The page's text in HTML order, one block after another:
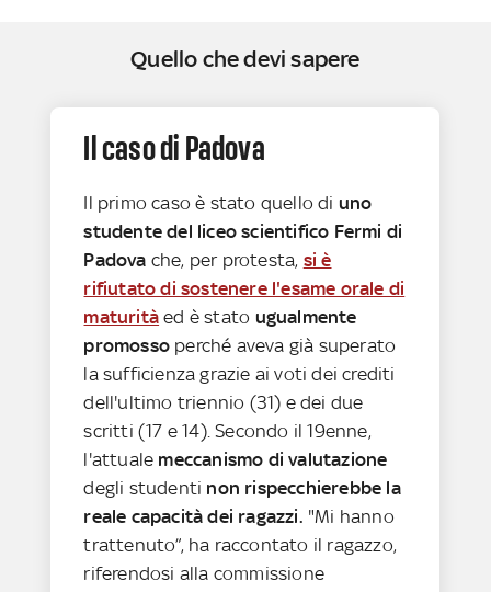
Quello che devi sapere
Il caso di Padova
Il primo caso è stato quello di uno
studente del liceo scientifico Fermi di
Padova che, per protesta, si è
rifiutato di sostenere l'esame orale di
maturità ed è stato ugualmente
promosso perché aveva già superato
la sufficienza grazie ai voti dei crediti
dell'ultimo triennio (31) e dei due
scritti (17 e 14). Secondo il 19enne,
l'attuale meccanismo di valutazione
degli studenti non rispecchierebbe la
reale capacità dei ragazzi. "Mi hanno
trattenuto”, ha raccontato il ragazzo,
riferendosi alla commissione